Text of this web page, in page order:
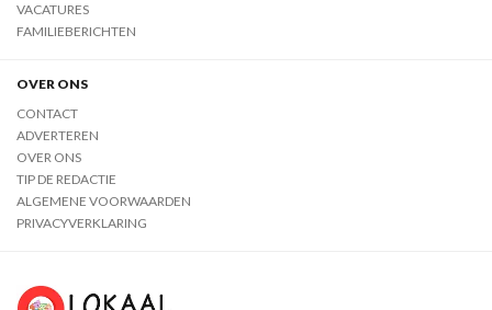
VACATURES
FAMILIEBERICHTEN
OVER ONS
CONTACT
ADVERTEREN
OVER ONS
TIP DE REDACTIE
ALGEMENE VOORWAARDEN
PRIVACYVERKLARING